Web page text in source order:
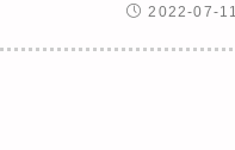
2022-07-11